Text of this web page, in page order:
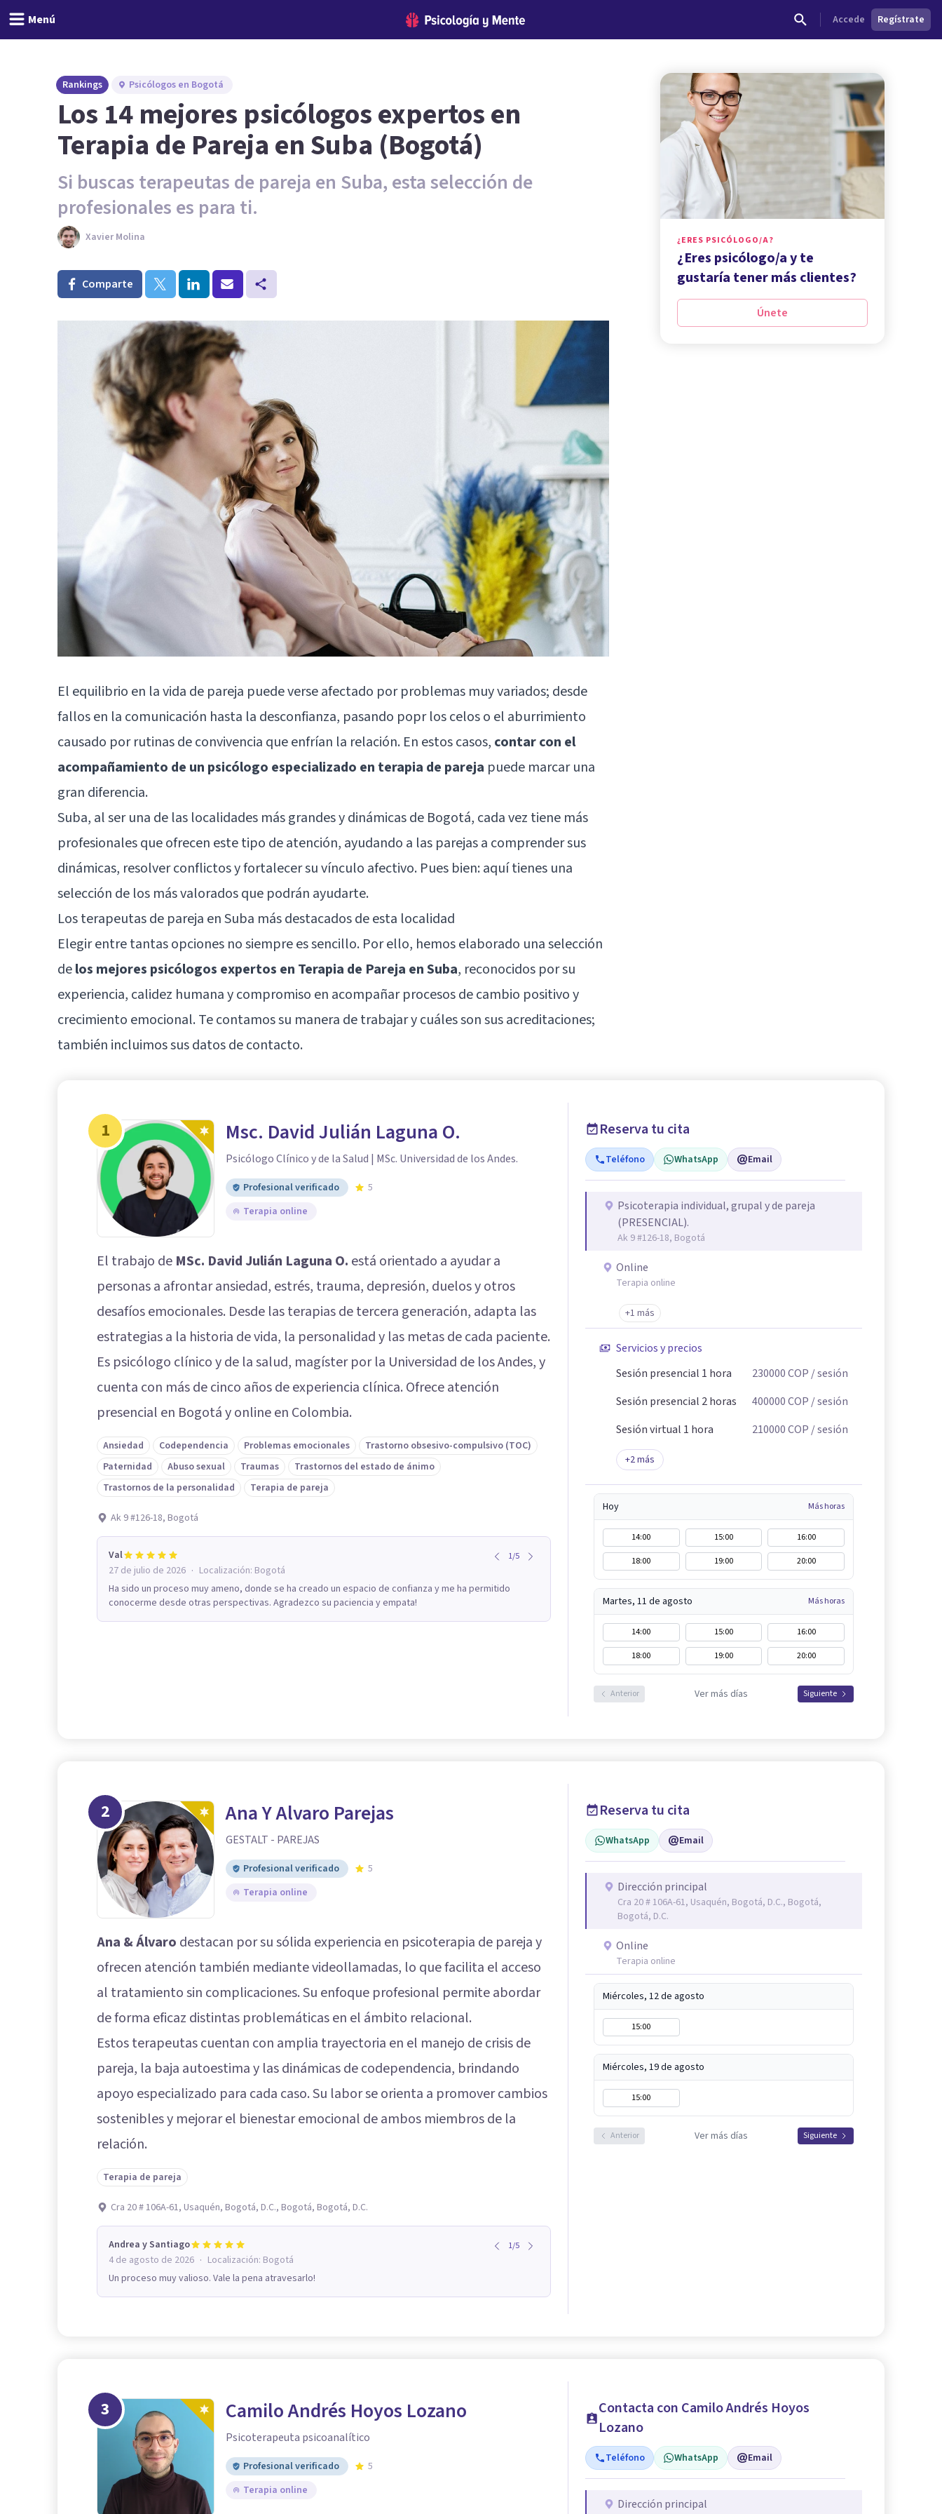
Menú Accede Regístrate
Rankings Psicólogos en Bogotá
Los 14 mejores psicólogos expertos en
Terapia de Pareja en Suba (Bogotá)
Si buscas terapeutas de pareja en Suba, esta selección de
profesionales es para ti.
Xavier Molina
Comparte
El equilibrio en la vida de pareja puede verse afectado por problemas muy variados; desde
fallos en la comunicación hasta la desconfianza, pasando popr los celos o el aburrimiento
causado por rutinas de convivencia que enfrían la relación. En estos casos, contar con el
acompañamiento de un psicólogo especializado en terapia de pareja puede marcar una
gran diferencia.
Suba, al ser una de las localidades más grandes y dinámicas de Bogotá, cada vez tiene más
profesionales que ofrecen este tipo de atención, ayudando a las parejas a comprender sus
dinámicas, resolver conflictos y fortalecer su vínculo afectivo. Pues bien: aquí tienes una
selección de los más valorados que podrán ayudarte.
Los terapeutas de pareja en Suba más destacados de esta localidad
Elegir entre tantas opciones no siempre es sencillo. Por ello, hemos elaborado una selección
delos mejores psicólogos expertos en Terapia de Pareja en Suba, reconocidos por su
experiencia, calidez humana y compromiso en acompañar procesos de cambio positivo y
crecimiento emocional. Te contamos su manera de trabajar y cuáles son sus acreditaciones;
también incluimos sus datos de contacto.
¿ERES PSICÓLOGO/A?
¿Eres psicólogo/a y te
gustaría tener más clientes?
Únete
1 Msc. David Julián Laguna O.
Psicólogo Clínico y de la Salud | MSc. Universidad de los Andes.
Profesional verificado
5
Terapia online
El trabajo de MSc. David Julián Laguna O. está orientado a ayudar a
personas a afrontar ansiedad, estrés, trauma, depresión, duelos y otros
desafíos emocionales. Desde las terapias de tercera generación, adapta las
estrategias a la historia de vida, la personalidad y las metas de cada paciente.
Es psicólogo clínico y de la salud, magíster por la Universidad de los Andes, y
cuenta con más de cinco años de experiencia clínica. Ofrece atención
presencial en Bogotá y online en Colombia.
Ansiedad Codependencia Problemas emocionales
Trastorno obsesivo-compulsivo (TOC)
Paternidad
Abuso sexual Traumas
Trastornos del estado de ánimo
Trastornos de la personalidad
Terapia de pareja
Ak 9 #126-18, Bogotá
Val 1/5
27 de julio de 2026 · Localización: Bogotá
Ha sido un proceso muy ameno, donde se ha creado un espacio de confianza y me ha permitido
conocerme desde otras perspectivas. Agradezco su paciencia y empata!
Reserva tu cita
Teléfono WhatsApp Email
Psicoterapia individual, grupal y de pareja
(PRESENCIAL).
Ak 9 #126-18, Bogotá
Online
Terapia online
+1 más
Servicios y precios
Sesión presencial 1 hora
230000COP / sesión
Sesión presencial 2 horas
400000COP / sesión
Sesión virtual 1 hora
210000COP / sesión
+2más
Hoy Más horas
14:00 15:00
16:00
18:00
19:00 20:00
Martes, 11 de agosto Más horas
14:00 15:00
16:00
18:00
19:00 20:00
Anterior Ver más días Siguiente
2 Ana Y Alvaro Parejas
GESTALT - PAREJAS
Profesional verificado
5
Terapia online
Ana & Álvaro destacan por su sólida experiencia en psicoterapia de pareja y
ofrecen atención también mediante videollamadas, lo que facilita el acceso
al tratamiento sin complicaciones. Su enfoque profesional permite abordar
de forma eficaz distintas problemáticas en el ámbito relacional.
Estos terapeutas cuentan con amplia trayectoria en el manejo de crisis de
pareja, la baja autoestima y las dinámicas de codependencia, brindando
apoyo especializado para cada caso. Su labor se orienta a promover cambios
sostenibles y mejorar el bienestar emocional de ambos miembros de la
relación.
Terapia de pareja
Cra 20 # 106A-61, Usaquén, Bogotá, D.C., Bogotá, Bogotá, D.C.
Andrea y Santiago 1/5
4 de agosto de 2026 · Localización: Bogotá
Un proceso muy valioso. Vale la pena atravesarlo!
Reserva tu cita
WhatsApp Email
Dirección principal
Cra 20 # 106A-61, Usaquén, Bogotá, D.C., Bogotá,
Bogotá, D.C.
Online
Terapia online
Miércoles, 12 de agosto
15:00
Miércoles, 19 de agosto
15:00
Anterior Ver más días Siguiente
3 Camilo Andrés Hoyos Lozano
Psicoterapeuta psicoanalítico
Profesional verificado
5
Terapia online
Contacta con Camilo Andrés Hoyos
Lozano
Teléfono WhatsApp Email
Dirección principal